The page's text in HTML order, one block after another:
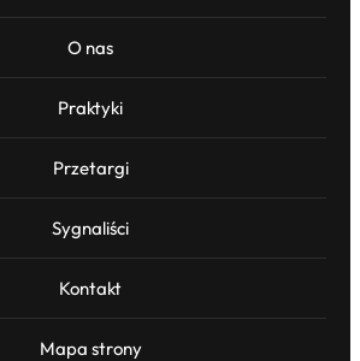
O nas
Praktyki
Przetargi
Sygnaliści
Kontakt
Mapa strony